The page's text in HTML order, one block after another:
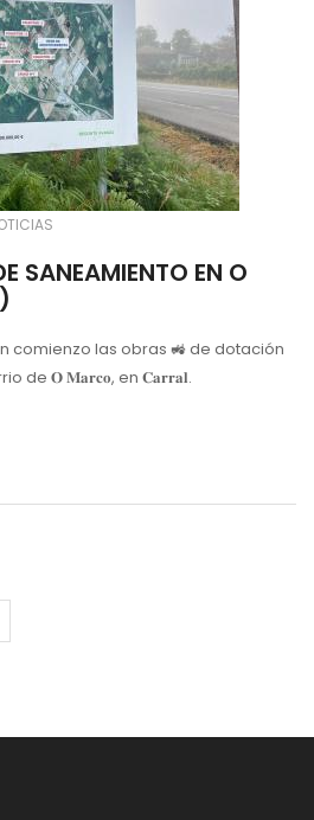
SANEAMIENTO EN O
comienzo las obras 🚜 de dotación
de 𝐎 𝐌𝐚𝐫𝐜𝐨, en 𝐂𝐚𝐫𝐫𝐚𝐥.